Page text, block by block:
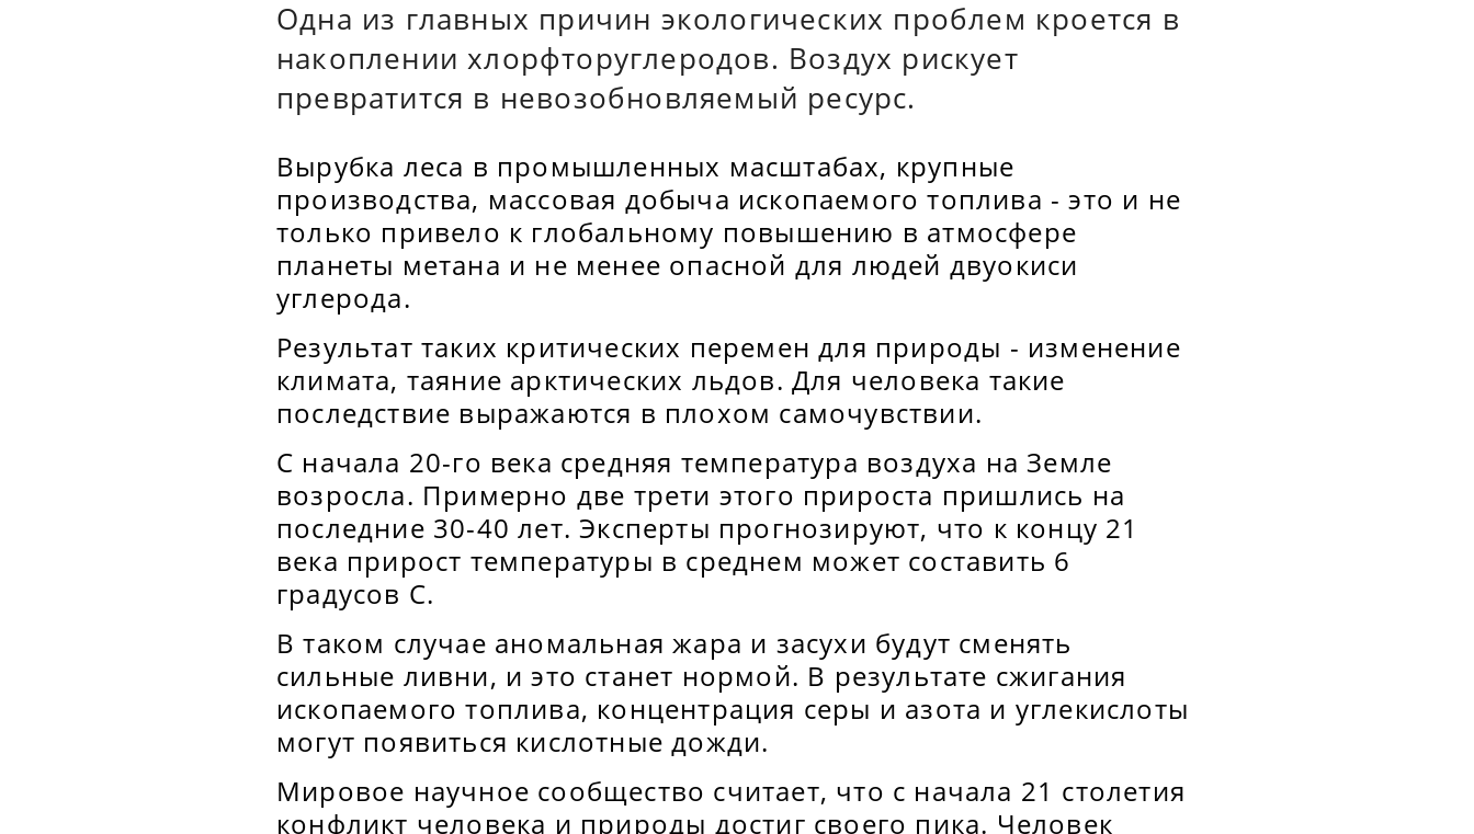
Одна из главных причин экологических проблем кроется в
накоплении хлорфторуглеродов. Воздух рискует
превратится в невозобновляемый ресурс.
Вырубка леса в промышленных масштабах, крупные
производства, массовая добыча ископаемого топлива - это и не
только привело к глобальному повышению в атмосфере
планеты метана и не менее опасной для людей двуокиси
углерода.
Результат таких критических перемен для природы - изменение
климата, таяние арктических льдов. Для человека такие
последствие выражаются в плохом самочувствии.
С начала 20-го века средняя температура воздуха на Земле
возросла. Примерно две трети этого прироста пришлись на
последние 30-40 лет. Эксперты прогнозируют, что к концу 21
века прирост температуры в среднем может составить 6
градусов С.
В таком случае аномальная жара и засухи будут сменять
сильные ливни, и это станет нормой. В результате сжигания
ископаемого топлива, концентрация серы и азота и углекислоты
могут появиться кислотные дожди.
Мировое научное сообщество считает, что с начала 21 столетия
конфликт человека и природы достиг своего пика. Человек